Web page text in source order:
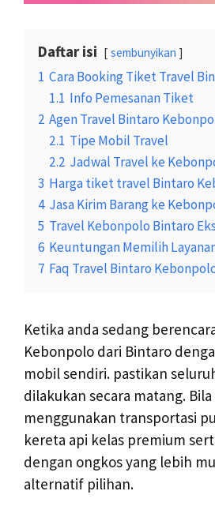
Daftar isi sembunyikan
1 Cara Booking Tiket Travel
1.1 Info Pemesanan Tiket
2 Agen Travel Bintaro
2.1 Tipe Mobil Travel
2.2 Jadwal Travel ke
3 Harga tiket travel Bintaro
4 Jasa Kirim Barang ke
5 Travel Kebonpolo Bintaro
6 Keuntungan Memilih
7 Faq Travel Bintaro
Ketika anda sedang
Kebonpolo dari Bintaro
mobil sendiri. pastikan
dilakukan secara matang.
menggunakan transportasi
kereta api kelas premium
dengan ongkos yang lebih
alternatif pilihan.